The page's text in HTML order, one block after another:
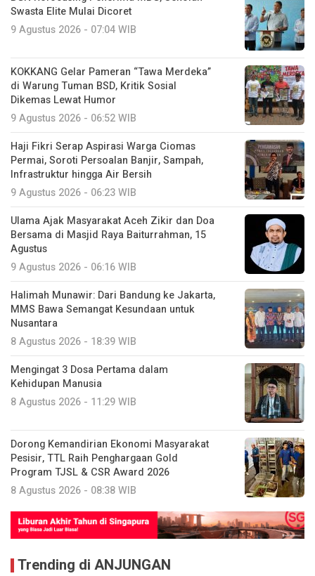
Swasta Elite Mulai Dicoret
9 Agustus 2026 - 07:04 WIB
KOKKANG Gelar Pameran “Tawa Merdeka”
di Warung Tuman BSD, Kritik Sosial
Dikemas Lewat Humor
9 Agustus 2026 - 06:52 WIB
Haji Fikri Serap Aspirasi Warga Ciomas
Permai, Soroti Persoalan Banjir, Sampah,
Infrastruktur hingga Air Bersih
9 Agustus 2026 - 06:23 WIB
Ulama Ajak Masyarakat Aceh Zikir dan Doa
Bersama di Masjid Raya Baiturrahman, 15
Agustus
9 Agustus 2026 - 06:16 WIB
Halimah Munawir: Dari Bandung ke Jakarta,
MMS Bawa Semangat Kesundaan untuk
Nusantara
8 Agustus 2026 - 18:39 WIB
Mengingat 3 Dosa Pertama dalam
Kehidupan Manusia
8 Agustus 2026 - 11:29 WIB
Dorong Kemandirian Ekonomi Masyarakat
Pesisir, TTL Raih Penghargaan Gold
Program TJSL & CSR Award 2026
8 Agustus 2026 - 08:38 WIB
Trending di ANJUNGAN